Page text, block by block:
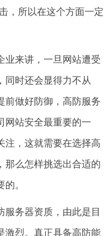
，所以在这个方面一定
业来讲，一旦网站遭受
同时还会显得力不从
前做好防御，高防服务
网站安全最重要的一
注，这就需要在选择高
那么怎样挑选出合适的
。
服务器资质，由此是目
激烈。真正具备高防能